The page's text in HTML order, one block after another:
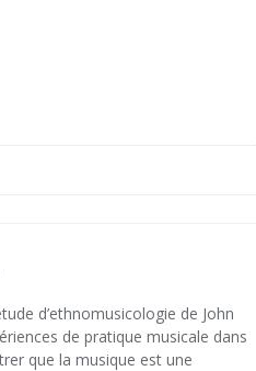
d’ethnomusicologie de John
de pratique musicale dans
que la musique est une